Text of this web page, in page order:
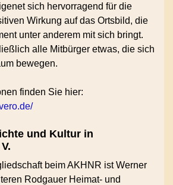
sich hervorragend für die
Wirkung auf das Ortsbild, die
unter anderem mit sich bringt.
alle Mitbürger etwas, die sich
bewegen.
finden Sie hier:
und Kultur in
beim AKHNR ist Werner
Rodgauer Heimat- und